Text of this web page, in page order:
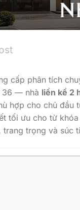
cấp phân tích
36 — nhà liền kề 2
hợp cho chủ
tối ưu cho từ
trọng và súc